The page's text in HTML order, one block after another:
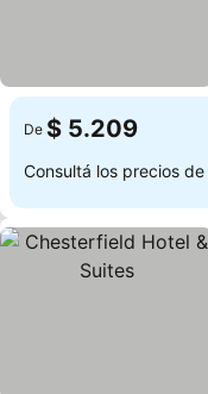
De $ 5.209
Consultá los precios de